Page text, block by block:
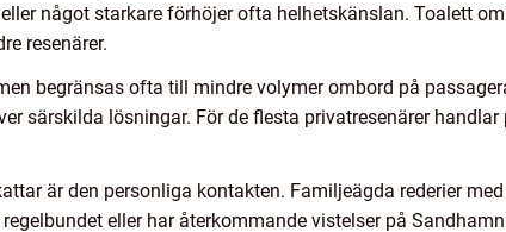
något starkare förhöjer ofta helhetskänslan. Toalett
resenärer.
begränsas ofta till mindre volymer ombord på
särskilda lösningar. För de flesta privatresenärer
är den personliga kontakten. Familjeägda rederier
eller har återkommande vistelser på